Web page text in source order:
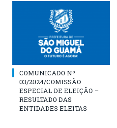
COMUNICADO Nº
03/2024/COMISSÃO
ESPECIAL DE ELEIÇÃO –
RESULTADO DAS
ENTIDADES ELEITAS